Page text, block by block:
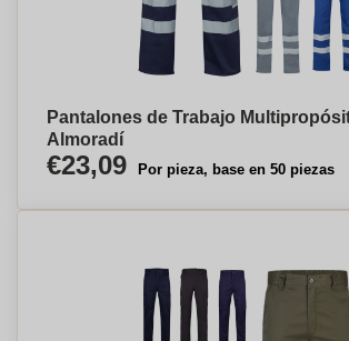
Pantalones de Trabajo
Almoradí
€23,09 Por pieza, base en 50 piezas